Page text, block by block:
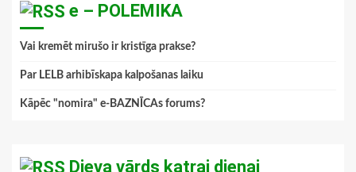
e – POLEMIKA
Vai kremēt mirušo ir kristīga prakse?
Par LELB arhibīskapa kalpošanas laiku
Kāpēc "nomira" e-BAZNĪCAs forums?
Dieva vārds katrai dienai